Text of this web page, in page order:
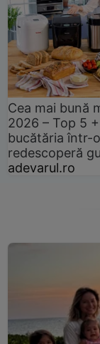
Cea mai bună
2026 – Top 5
bucătăria într-
redescoperă
adevarul.ro